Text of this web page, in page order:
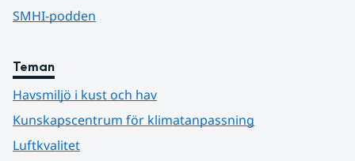
SMHI-podden
Teman
Havsmiljö i kust och hav
Kunskapscentrum för klimatanpassning
Luftkvalitet